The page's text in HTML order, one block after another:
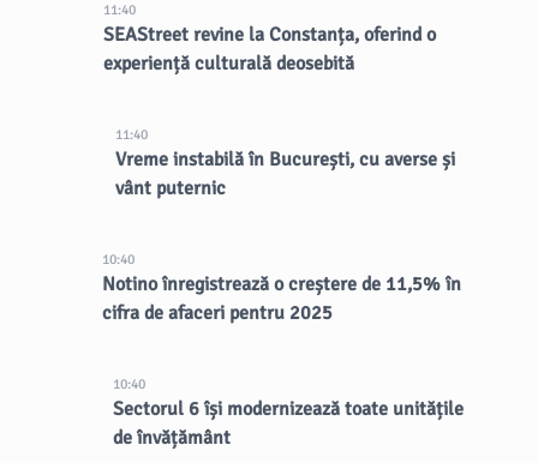
11:40
SEAStreet revine la Constanța, oferind o
experiență culturală deosebită
11:40
Vreme instabilă în București, cu averse și
vânt puternic
10:40
Notino înregistrează o creștere de 11,5% în
cifra de afaceri pentru 2025
10:40
Sectorul 6 își modernizează toate unitățile
de învățământ